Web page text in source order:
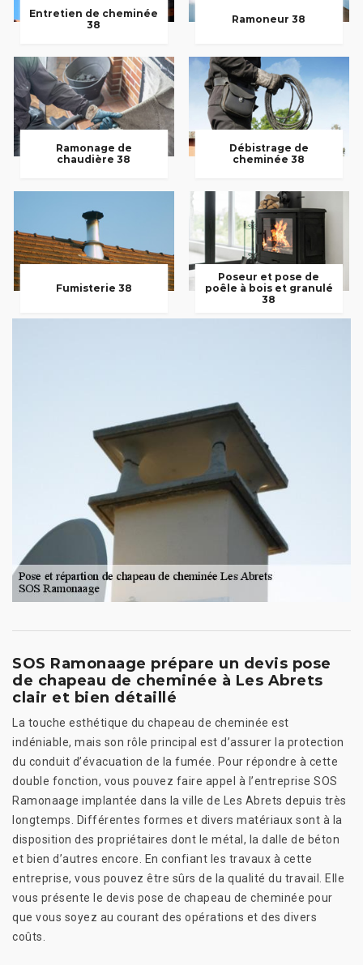
Entretien de cheminée
38
Ramoneur 38
Ramonage de
chaudière 38
Débistrage de
cheminée 38
Fumisterie 38
Poseur et pose de
poêle à bois et granulé
38
SOS Ramonaage prépare un devis pose
de chapeau de cheminée à Les Abrets
clair et bien détaillé
La touche esthétique du chapeau de cheminée est
indéniable, mais son rôle principal est d’assurer la protection
du conduit d’évacuation de la fumée. Pour répondre à cette
double fonction, vous pouvez faire appel à l’entreprise SOS
Ramonaage implantée dans la ville de Les Abrets depuis très
longtemps. Différentes formes et divers matériaux sont à la
disposition des propriétaires dont le métal, la dalle de béton
et bien d’autres encore. En confiant les travaux à cette
entreprise, vous pouvez être sûrs de la qualité du travail. Elle
vous présente le devis pose de chapeau de cheminée pour
que vous soyez au courant des opérations et des divers
coûts.